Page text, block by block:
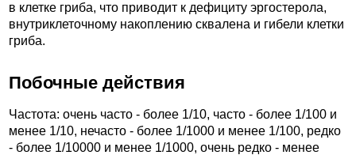
в клетке гриба, что приводит к дефициту эргостерола,
внутриклеточному накоплению сквалена и гибели клетки
гриба.
Побочные действия
Частота: очень часто - более 1/10, часто - более 1/100 и
менее 1/10, нечасто - более 1/1000 и менее 1/100, редко
- более 1/10000 и менее 1/1000, очень редко - менее